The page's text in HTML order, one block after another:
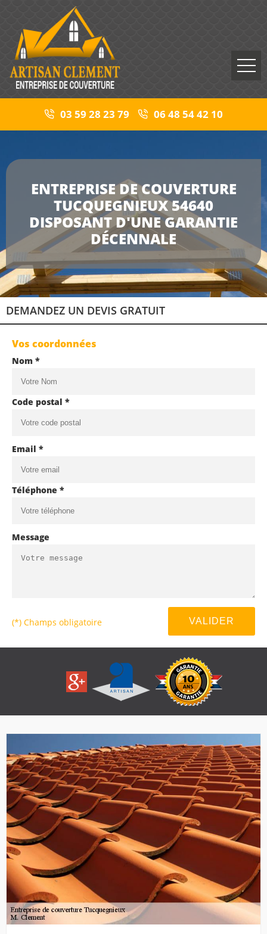
03 59 28 23 79 06 48 54 42 10
ENTREPRISE DE COUVERTURE
TUCQUEGNIEUX 54640
DISPOSANT D'UNE GARANTIE
DÉCENNALE
DEMANDEZ UN DEVIS GRATUIT
Vos coordonnées
Nom *
Code postal *
Email *
Téléphone *
Message
(*) Champs obligatoire